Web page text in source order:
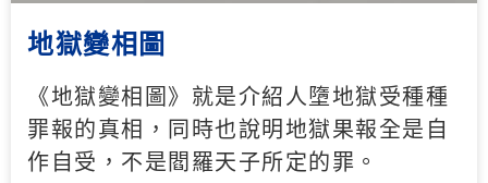
地獄變相圖
《地獄變相圖》就是介紹人墮地獄受種種
罪報的真相，同時也說明地獄果報全是自
作自受，不是閻羅天子所定的罪。